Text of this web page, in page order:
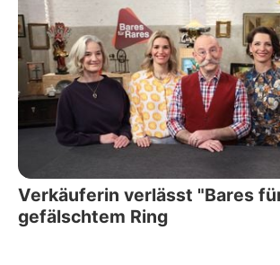
Verkäuferin verlässt "Bares
gefälschtem Ring